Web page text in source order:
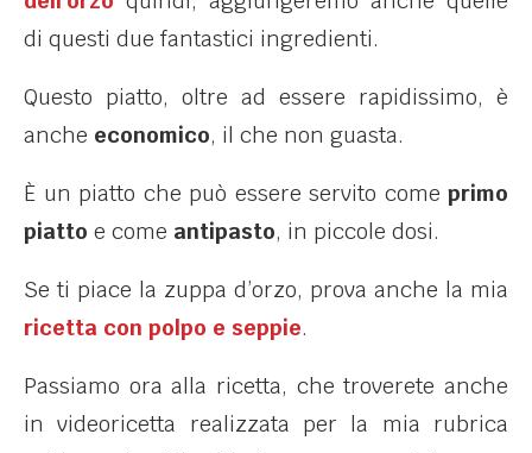
di questi due fantastici ingredienti.
Questo piatto, oltre ad essere rapidissimo, è
anche economico, il che non guasta.
È un piatto che può essere servito come primo
piatto e come antipasto, in piccole dosi.
Se ti piace la zuppa d’orzo, prova anche la mia
ricetta con polpo e seppie.
Passiamo ora alla ricetta, che troverete anche
in videoricetta realizzata per la mia rubrica